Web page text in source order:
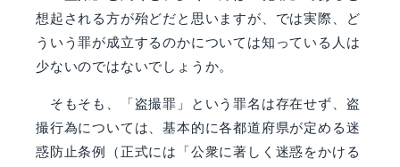
想起される方が殆どだと思いますが、では実際、ど
ういう罪が成立するのかについては知っている人は
少ないのではないでしょうか。
そもそも、「盗撮罪」という罪名は存在せず、盗
撮行為については、基本的に各都道府県が定める迷
惑防止条例（正式には「公衆に著しく迷惑をかける